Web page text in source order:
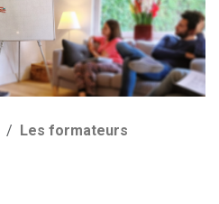
Les formateurs